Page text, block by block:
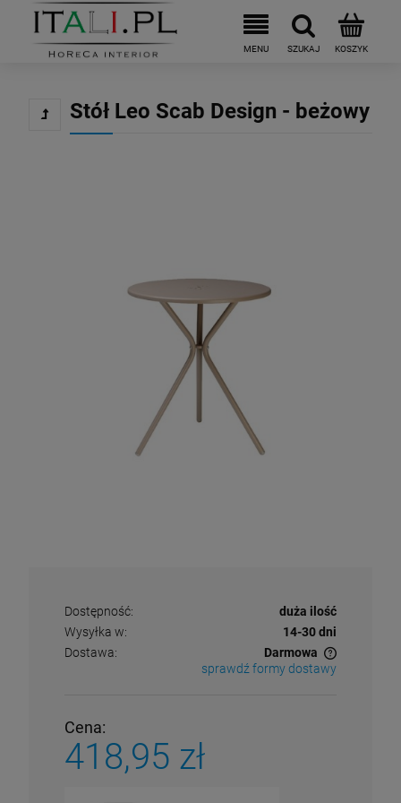
Stół Leo Scab Design - beżowy
Dostępność:
duża ilość
Wysyłka w:
14-30 dni
Dostawa:
Darmowa
Cena nie zawiera ewentualnych kosztów płatności
sprawdź formy dostawy
Cena:
418,95 zł